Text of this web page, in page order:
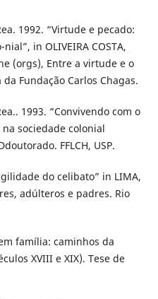
1992. “Virtude e pecado:
in OLIVEIRA COSTA,
(orgs), Entre a virtude e o
Fundação Carlos Chagas.
1993. “Convivendo com o
na sociedade colonial
FFLCH, USP.
gilidade do celibato” in LIMA,
adúlteros e padres. Rio
família: caminhos da
XVIII e XIX). Tese de